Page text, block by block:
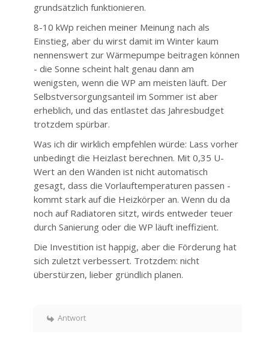
grundsätzlich funktionieren.
8-10 kWp reichen meiner Meinung nach als
Einstieg, aber du wirst damit im Winter kaum
nennenswert zur Wärmepumpe beitragen können
- die Sonne scheint halt genau dann am
wenigsten, wenn die WP am meisten läuft. Der
Selbstversorgungsanteil im Sommer ist aber
erheblich, und das entlastet das Jahresbudget
trotzdem spürbar.
Was ich dir wirklich empfehlen würde: Lass vorher
unbedingt die Heizlast berechnen. Mit 0,35 U-
Wert an den Wänden ist nicht automatisch
gesagt, dass die Vorlauftemperaturen passen -
kommt stark auf die Heizkörper an. Wenn du da
noch auf Radiatoren sitzt, wirds entweder teuer
durch Sanierung oder die WP läuft ineffizient.
Die Investition ist happig, aber die Förderung hat
sich zuletzt verbessert. Trotzdem: nicht
überstürzen, lieber gründlich planen.
Antwort